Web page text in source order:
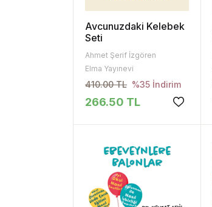
Avcunuzdaki Kelebek
Seti
Ahmet Şerif İzgören
Elma Yayınevi
410.00 TL %35 İndirim
266.50 TL